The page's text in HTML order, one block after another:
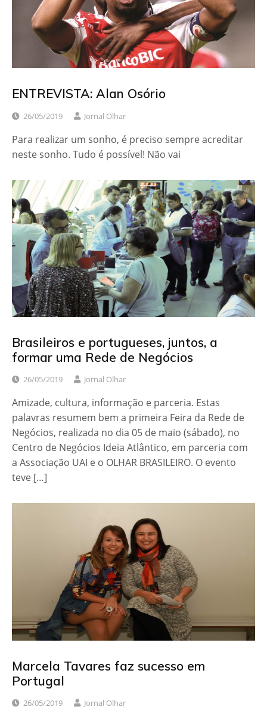
ENTREVISTA: Alan Osório
26/05/2019 Jornal Olhar
Para realizar um sonho, é preciso sempre acreditar
neste sonho. Tudo é possível! Não vai
Brasileiros e portugueses, juntos, a
formar uma Rede de Negócios
26/05/2019 Jornal Olhar
Amizade, cultura, informação e parceria. Estas
palavras resumem bem a primeira Feira da Rede de
Negócios, realizada no dia 05 de maio (sábado), no
Centro de Negócios Ideia Atlântico, em parceria com
a Associação UAI e o OLHAR BRASILEIRO. O evento
teve […]
Marcela Tavares faz sucesso em
Portugal
26/05/2019 Jornal Olhar